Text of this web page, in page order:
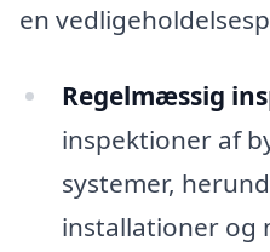
en
Regelmæssig
inspektioner af
systemer,
installationer og